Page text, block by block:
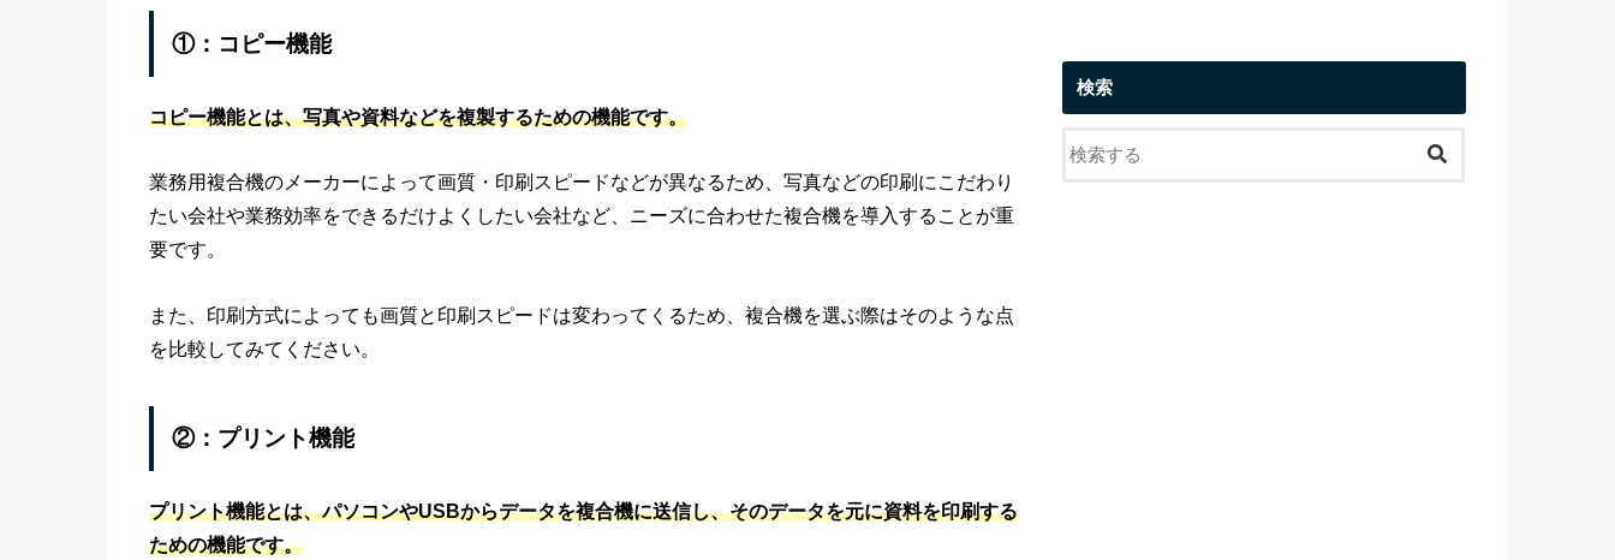
①：コピー機能
コピー機能とは、写真や資料などを複製するための機能です。
業務用複合機のメーカーによって画質・印刷スピードなどが異なるため、写真などの印刷にこだわり
たい会社や業務効率をできるだけよくしたい会社など、ニーズに合わせた複合機を導入することが重
要です。
また、印刷方式によっても画質と印刷スピードは変わってくるため、複合機を選ぶ際はそのような点
を比較してみてください。
②：プリント機能
プリント機能とは、パソコンやUSBからデータを複合機に送信し、そのデータを元に資料を印刷する
ための機能です。
検索